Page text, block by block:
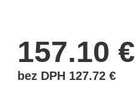
157.10€
bez DPH 127.72€